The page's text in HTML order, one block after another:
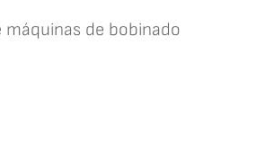
máquinas de bobinado